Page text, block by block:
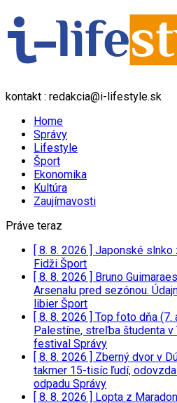
kontakt : redakcia@i-lifestyle.sk
Home
Správy
Lifestyle
Šport
Ekonomika
Kultúra
Zaujímavosti
Práve teraz
[ 8. 8. 2026 ] Japonské slnko
Fidži Šport
[ 8. 8. 2026 ] Bruno
Arsenalu pred sezónou.
libier Šport
[ 8. 8. 2026 ] Top foto dňa (7.
Palestíne, streľba študenta v
festival Správy
[ 8. 8. 2026 ] Zberný dvor v
takmer 15-tisíc ľudí,
odpadu Správy
[ 8. 8. 2026 ] Lopta z